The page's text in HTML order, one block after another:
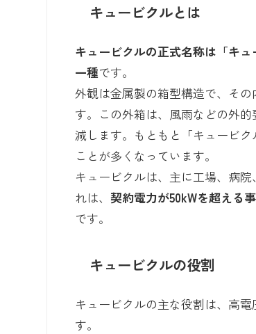
キュービクルとは
キュービクルの正式名称は「キ
一種です。
外観は金属製の箱型構造で、そ
す。この外箱は、風雨などの外
減します。もともと「キュービ
ことが多くなっています。
キュービクルは、主に工場、病
れは、 契約電力が50kWを超える
です。
キュービクルの役割
キュービクルの主な役割は、高
す。